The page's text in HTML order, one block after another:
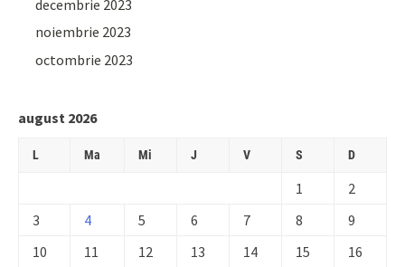
decembrie 2023
noiembrie 2023
octombrie 2023
august 2026
L Ma Mi J V S D
1
2
3
4 5 6 7 8
9
10
11 12 13 14 15 16